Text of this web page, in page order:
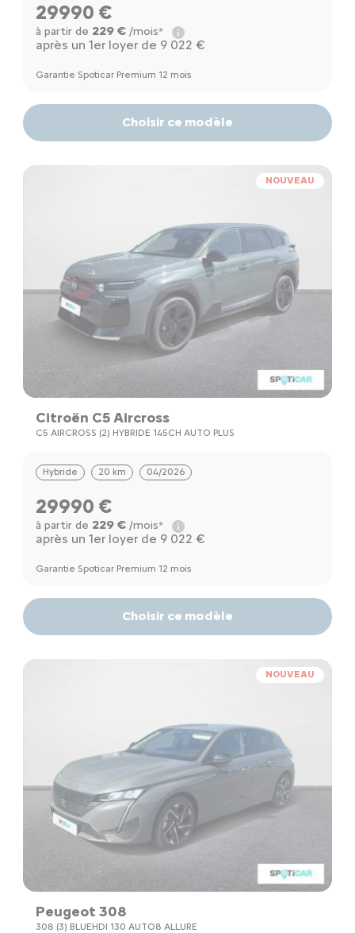
29990 €
à partir de 229 €/mois*
après un 1er loyer de 9 022 €
Garantie Spoticar Premium 12 mois
Choisir ce modèle
NOUVEAU
Citroën C5 Aircross
C5 AIRCROSS (2) HYBRIDE 145CH AUTO PLUS
Hybride 20 km 04/2026
29990 €
à partir de 229 €/mois*
après un 1er loyer de 9 022 €
Garantie Spoticar Premium 12 mois
Choisir ce modèle
NOUVEAU
Peugeot 308
308 (3) BLUEHDI 130 AUTO8 ALLURE